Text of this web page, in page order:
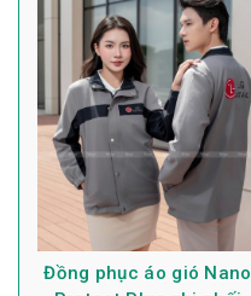
Đồng phục áo gió Nano